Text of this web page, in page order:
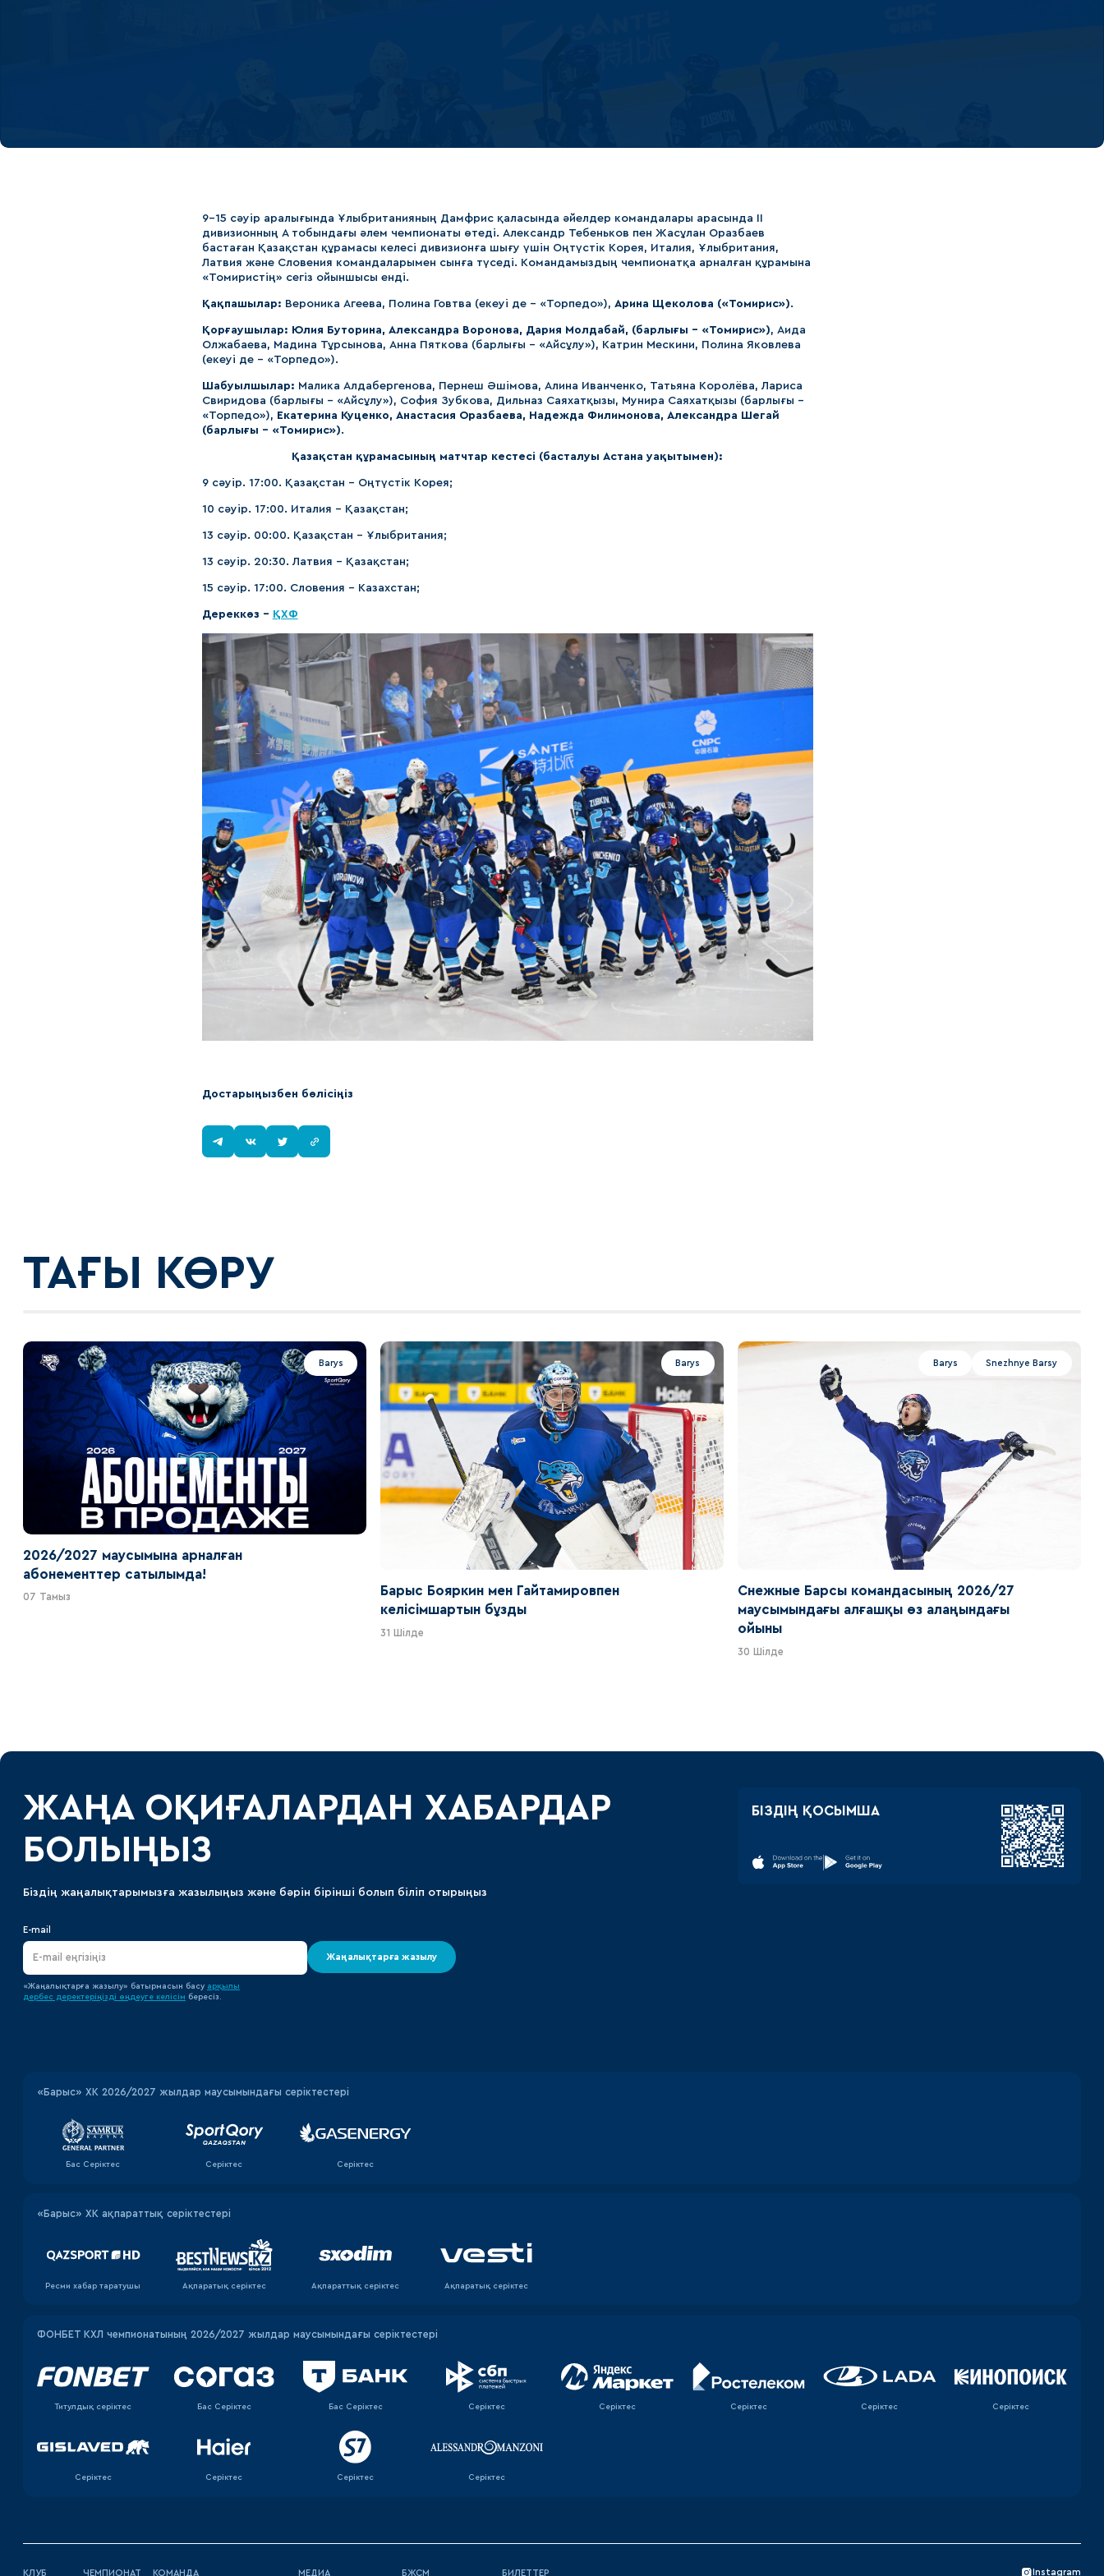
9-15 сәуір аралығында Ұлыбританияның Дамфрис қаласында әйелдер командалары арасында ІІ
дивизионның А тобындағы әлем чемпионаты өтеді. Александр Тебеньков пен Жасұлан Оразбаев
бастаған Қазақстан құрамасы келесі дивизионға шығу үшін Оңтүстік Корея, Италия, Ұлыбритания,
Латвия және Словения командаларымен сынға түседі. Командамыздың чемпионатқа арналған құрамына
«Томиристің» сегіз ойыншысы енді.
Қақпашылар: Вероника Агеева, Полина Говтва (екеуі де - «Торпедо»), Арина Щеколова («Томирис»).
Қорғаушылар: Юлия Буторина, Александра Воронова, Дария Молдабай, (барлығы - «Томирис»), Аида
Олжабаева, Мадина Тұрсынова, Анна Пяткова (барлығы - «Айсұлу»), Катрин Мескини, Полина Яковлева
(екеуі де - «Торпедо»).
Шабуылшылар: Малика Алдабергенова, Пернеш Әшімова, Алина Иванченко, Татьяна Королёва, Лариса
Свиридова (барлығы - «Айсұлу»), София Зубкова, Дильназ Саяхатқызы, Мунира Саяхатқызы (барлығы –
«Торпедо»), Екатерина Куценко, Анастасия Оразбаева, Надежда Филимонова, Александра Шегай
(барлығы - «Томирис»).
Қазақстан құрамасының матчтар кестесі (басталуы Астана уақытымен):
9 сәуір. 17:00. Қазақстан – Оңтүстік Корея;
10 сәуір. 17:00. Италия – Қазақстан;
13 сәуір. 00:00. Қазақстан – Ұлыбритания;
13 сәуір. 20:30. Латвия – Қазақстан;
15 сәуір. 17:00. Словения – Казахстан;
Дереккөз - ҚХФ
Достарыңызбен бөлісіңіз
ТАҒЫ КӨРУ
Barys
2026/2027 маусымына арналған
абонементтер сатылымда!
07 Тамыз
Barys
Барыс Бояркин мен Гайтамировпен
келісімшартын бұзды
31 Шілде
Barys Snezhnye Barsy
Снежные Барсы командасының 2026/27
маусымындағы алғашқы өз алаңындағы
ойыны
30 Шілде
ЖАҢА ОҚИҒАЛАРДАН ХАБАРДАР
БОЛЫҢЫЗ
Біздің жаңалықтарымызға жазылыңыз және бәрін бірінші болып біліп отырыңыз
E-mail
Жаңалықтарға жазылу
«Жаңалықтарға жазылу» батырмасын басу арқылы
дербес деректеріңізді өңдеуге келісім бересіз.
БІЗДІҢ ҚОСЫМША
«‎Барыс»‎ ХК 2026/2027 жылдар маусымындағы серіктестері
Бас Серіктес Серіктес Серіктес
«Барыс» ХК ақпараттық серіктестері
Ресми хабар таратушы Ақпаратық серiктес Ақпараттық серіктес Ақпаратық серiктес
ФОНБЕТ КХЛ чемпионатының 2026/2027 жылдар маусымындағы серіктестері
Титулдық серіктес Бас Серіктес Бас Серіктес Серіктес Серіктес Серіктес Серіктес Серіктес
Серіктес Серіктес Серіктес Серіктес
КЛУБ ЧЕМПИОНАТ КОМАНДА МЕДИА БЖСМ БИЛЕТТЕР Instagram